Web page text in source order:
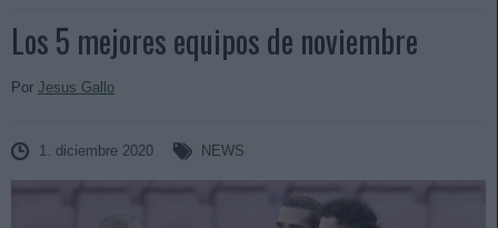
Los 5 mejores equipos de noviembre
Por Jesus Gallo
1. diciembre 2020 NEWS